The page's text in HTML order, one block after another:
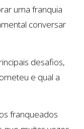
uma franquia
conversar
desafios,
e qual a
franqueados